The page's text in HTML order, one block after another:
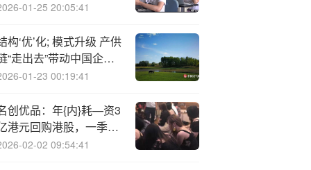
耕影像长板
01-25 20:05:41
构‘优’化; 模式升级 产供
“走出去”带动中国企业
性出海
01-23 00:19:41
创优品：年{内}耗—资3
港元回购港股，一季度
地门店数承压、同店销
02-02 09:54:41